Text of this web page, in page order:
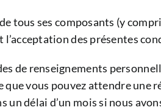
tous ses composants (y
l’acceptation des présentes
de renseignements
vous pouvez attendre une
un délai d’un mois si nous